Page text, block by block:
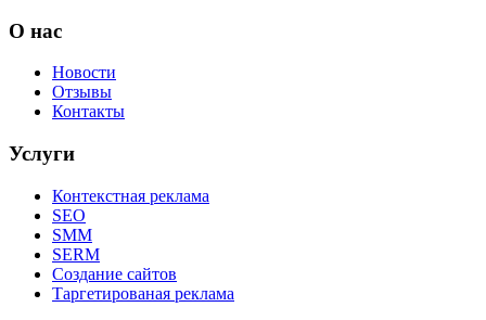
О нас
Новости
Отзывы
Контакты
Услуги
Контекстная реклама
SEO
SMM
SERM
Создание сайтов
Таргетированая реклама